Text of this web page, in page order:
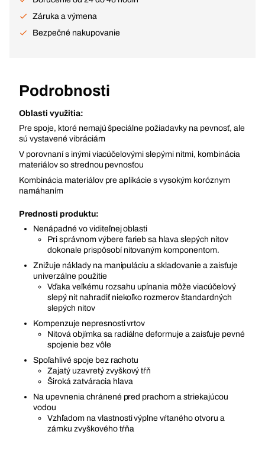
Záruka a výmena
Bezpečné nakupovanie
Podrobnosti
Oblasti využitia:
Pre spoje, ktoré nemajú špeciálne požiadavky na pevnosť, ale
sú vystavené vibráciám
V porovnaní s inými viacúčelovými slepými nitmi, kombinácia
materiálov so strednou pevnosťou
Kombinácia materiálov pre aplikácie s vysokým koróznym
namáhaním
Prednosti produktu:
Nenápadné vo viditeľnej oblasti
Pri správnom výbere farieb sa hlava slepých nitov
dokonale prispôsobí nitovaným komponentom.
Znižuje náklady na manipuláciu a skladovanie a zaisťuje
univerzálne použitie
Vďaka veľkému rozsahu upínania môže viacúčelový
slepý nit nahradiť niekoľko rozmerov štandardných
slepých nitov
Kompenzuje nepresnosti vrtov
Nitová objímka sa radiálne deformuje a zaisťuje pevné
spojenie bez vôle
Spoľahlivé spoje bez rachotu
Zajatý uzavretý zvyškový tŕň
Široká zatváracia hlava
Na upevnenia chránené pred prachom a striekajúcou
vodou
Vzhľadom na vlastnosti výplne vŕtaného otvoru a
zámku zvyškového tŕňa